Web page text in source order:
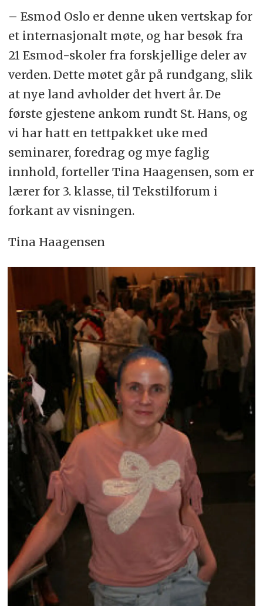
– Esmod Oslo er denne uken vertskap for
et internasjonalt møte, og har besøk fra
21 Esmod-skoler fra forskjellige deler av
verden. Dette møtet går på rundgang, slik
at nye land avholder det hvert år. De
første gjestene ankom rundt St. Hans, og
vi har hatt en tettpakket uke med
seminarer, foredrag og mye faglig
innhold, forteller Tina Haagensen, som er
lærer for 3. klasse, til Tekstilforum i
forkant av visningen.
Tina Haagensen